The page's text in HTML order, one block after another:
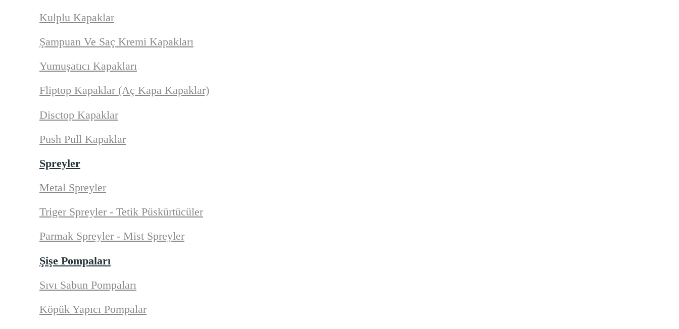
Kulplu Kapaklar
Şampuan Ve Saç Kremi Kapakları
Yumuşatıcı Kapakları
Fliptop Kapaklar (Aç Kapa Kapaklar)
Disctop Kapaklar
Push Pull Kapaklar
Spreyler
Metal Spreyler
Triger Spreyler - Tetik Püskürtücüler
Parmak Spreyler - Mist Spreyler
Şişe Pompaları
Sıvı Sabun Pompaları
Köpük Yapıcı Pompalar